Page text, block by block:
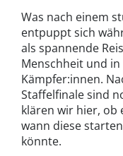
Was nach einem
entpuppt sich
als spannende
Menschheit und
Kämpfer:innen.
Staffelfinale sind
klären wir hier, ob
wann diese
könnte.